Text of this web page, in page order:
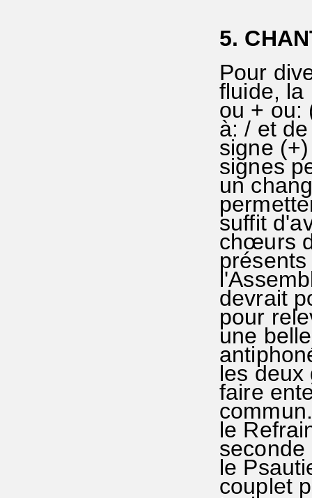
5.
Pour
fluide, la
ou + ou:
à: / et
signe
signes
un
suffit
chœurs
devrait
pour
une
les deux
faire
le
le
couplet